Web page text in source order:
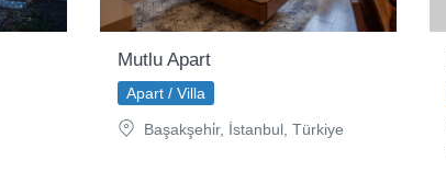
Mutlu Apart
Apart / Villa
Başakşehi̇r, İstanbul, Türkiye